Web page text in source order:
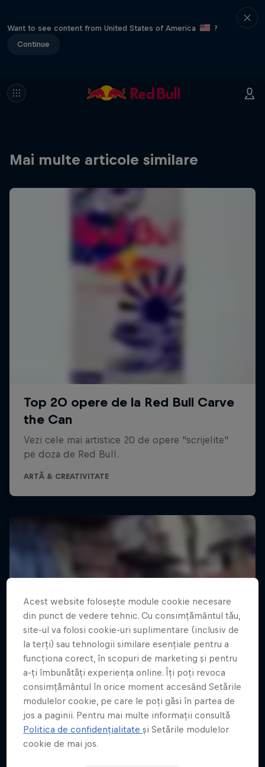
Want to see content from United States of America
?
Continue
Mai multe articole similare
Acest website folosește module cookie necesare
din punct de vedere tehnic. Cu consimțământul tău,
site-ul va folosi cookie-uri suplimentare (inclusiv de
la terți) sau tehnologii similare esențiale pentru a
funcționa corect, în scopuri de marketing și pentru
a-ți îmbunătăți experiența online. Îți poți revoca
consimțământul în orice moment accesând Setările
modulelor cookie, pe care le poți găsi în partea de
jos a paginii. Pentru mai multe informații consultă
Politica de confidențialitateși Setările modulelor
cookie de mai jos.